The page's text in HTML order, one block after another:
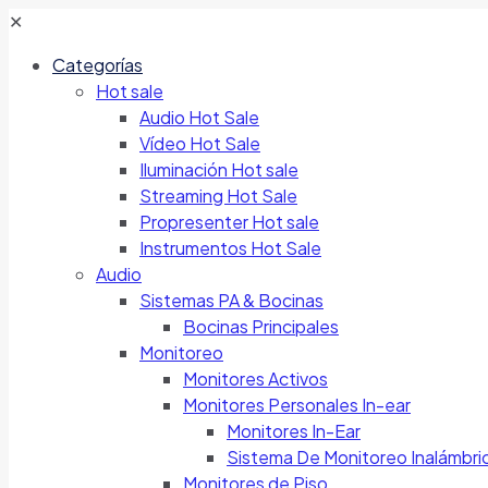
✕
Categorías
Hot sale
Audio Hot Sale
Vídeo Hot Sale
Iluminación Hot sale
Streaming Hot Sale
Propresenter Hot sale
Instrumentos Hot Sale
Audio
Sistemas PA & Bocinas
Bocinas Principales
Monitoreo
Monitores Activos
Monitores Personales In-ear
Monitores In-Ear
Sistema De Monitoreo
Monitores de Piso